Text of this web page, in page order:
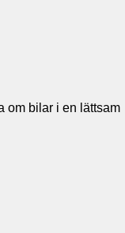
om bilar i en lättsam